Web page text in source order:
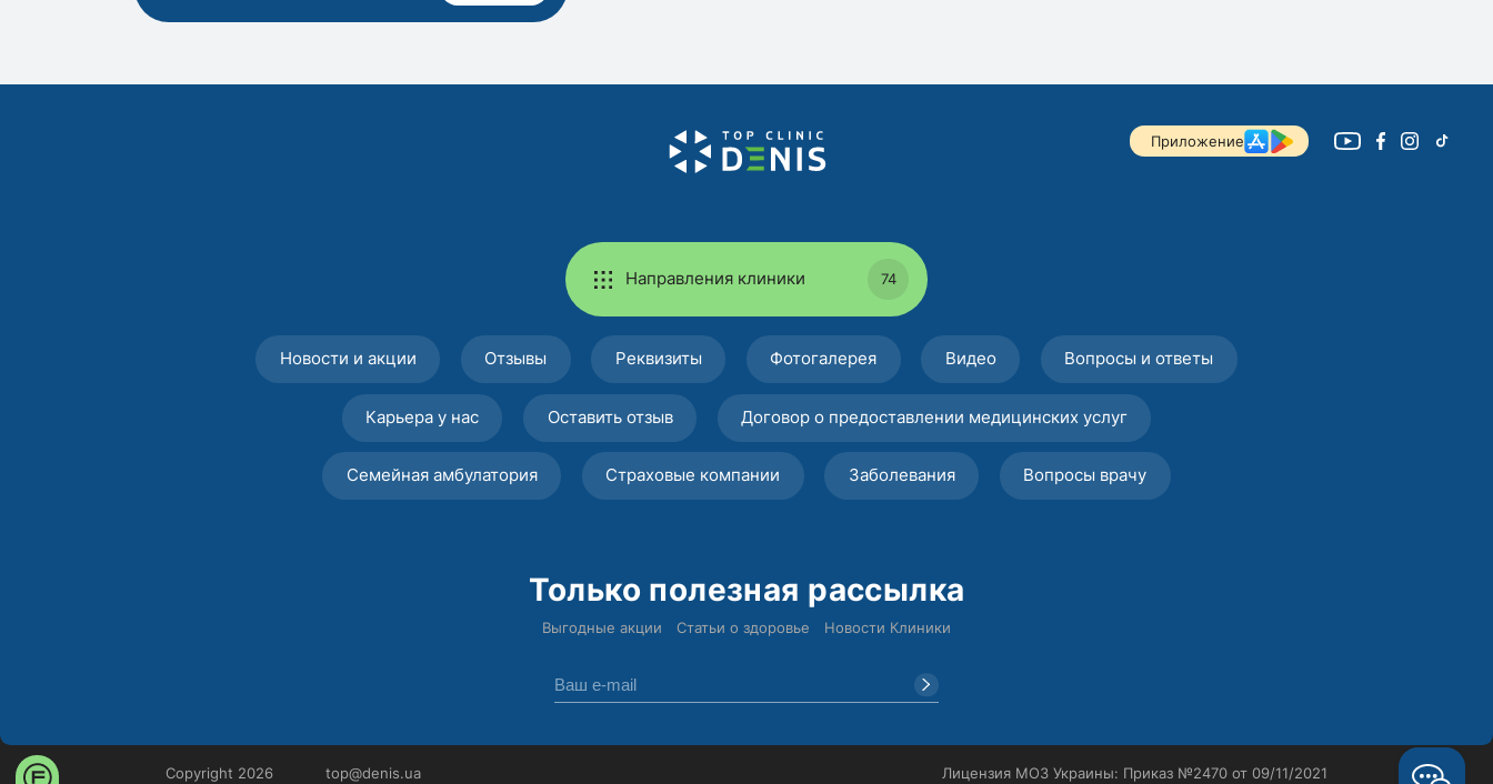
Приложение
Направления клиники 74
Новости и акции Отзывы Реквизиты Фотогалерея Видео Вопросы и ответы
Карьера у нас Оставить отзыв Договор о предоставлении медицинских услуг
Семейная амбулатория Страховые компании Заболевания Вопросы врачу
Только полезная рассылка
Выгодные акции Статьи о здоровье Новости Клиники
Copyright 2026 top@denis.ua Лицензия МОЗ Украины: Приказ №2470 от 09/11/2021